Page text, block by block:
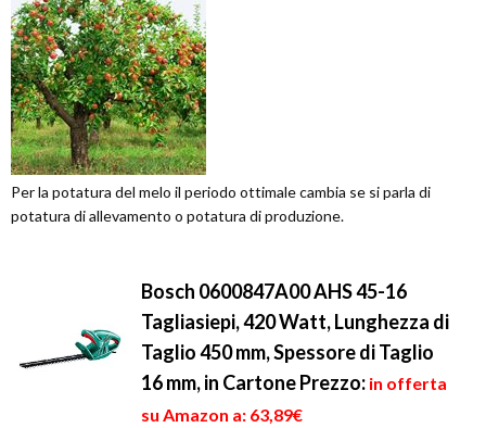
Per la potatura del melo il periodo ottimale cambia se si parla di
potatura di allevamento o potatura di produzione.
Bosch 0600847A00 AHS 45-16
Tagliasiepi, 420 Watt, Lunghezza di
Taglio 450 mm, Spessore di Taglio
16 mm, in CartonePrezzo: in offerta
su Amazon a: 63,89€